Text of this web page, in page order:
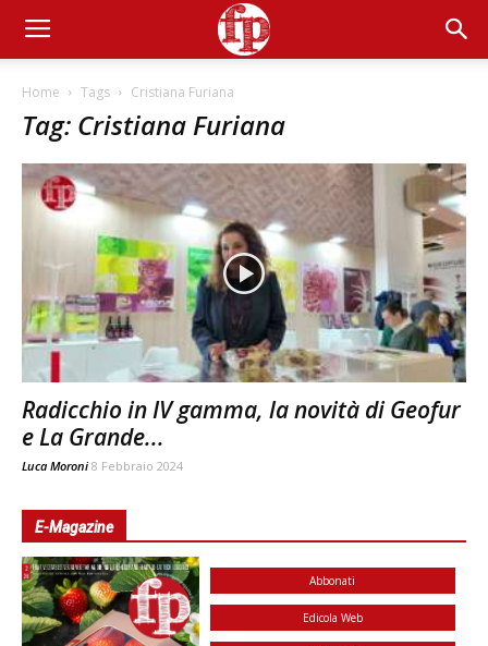
Home Tags Cristiana Furiana
Tag: Cristiana Furiana
Radicchio in IV gamma, la novità di Geofur
e La Grande...
Luca Moroni 8 Febbraio 2024
E-Magazine
Abbonati
Edicola Web